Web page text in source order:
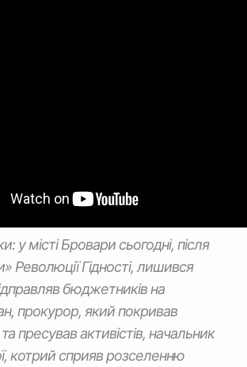
у місті Бровари сьогодні, після
Революції Гідності, лишився
бюджетників на
прокурор, який покривав
пресував активістів, начальник
котрий сприяв розселенню